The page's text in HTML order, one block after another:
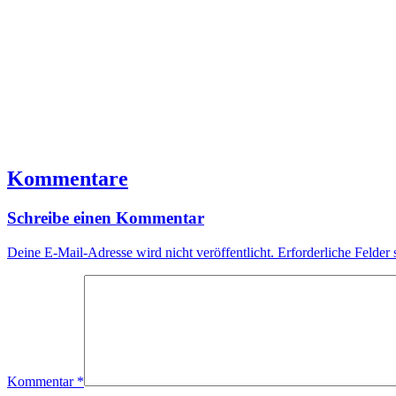
Kommentare
Schreibe einen Kommentar
Deine E-Mail-Adresse wird nicht veröffentlicht. Erforderliche Felder
Kommentar *